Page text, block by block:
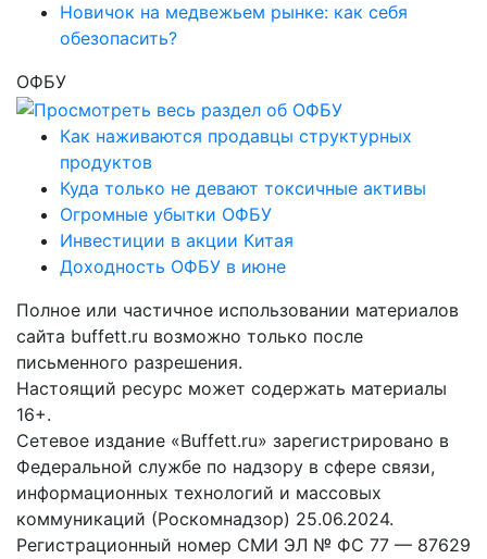
Новичок на медвежьем рынке: как себя
обезопасить?
ОФБУ
Как наживаются продавцы структурных
продуктов
Куда только не девают токсичные активы
Огромные убытки ОФБУ
Инвестиции в акции Китая
Доходность ОФБУ в июне
Полное или частичное использовании материалов
сайта buffett.ru возможно только после
письменного разрешения.
Настоящий ресурс может содержать материалы
16+.
Сетевое издание «Buffett.ru» зарегистрировано в
Федеральной службе по надзору в сфере связи,
информационных технологий и массовых
коммуникаций (Роскомнадзор) 25.06.2024.
Регистрационный номер СМИ ЭЛ № ФС 77 — 87629